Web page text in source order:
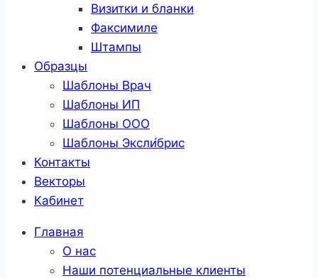
Визитки и бланки
Факсимиле
Штампы
Образцы
Шаблоны Врач
Шаблоны ИП
Шаблоны ООО
Шаблоны Эксли́брис
Контакты
Векторы
Кабинет
Главная
О нас
Наши потенциальные клиенты